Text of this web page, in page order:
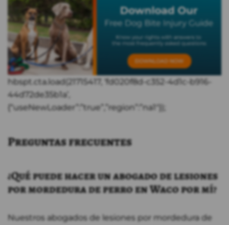
hbspt.cta.load(21715417, ‘fd020f8d-c352-4d1c-b916-
44d72de35b1a’,
{“useNewLoader”:”true”,”region”:”na1″});
Preguntas frecuentes
¿Qué puede hacer un abogado de lesiones
por mordedura de perro en Waco por mí?
Nuestros abogados de lesiones por mordedura de